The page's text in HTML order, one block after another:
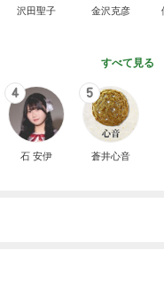
沢田聖子 金沢克彦
すべて見る
4
石 安伊
5
蒼井心音